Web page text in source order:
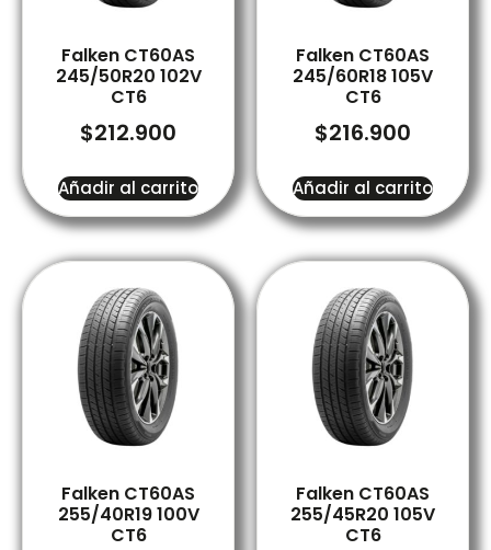
Falken CT60AS
245/50R20 102V
CT6
$212.900
Añadir al carrito
Falken CT60AS
245/60R18 105V
CT6
$216.900
Añadir al carrito
Falken CT60AS
255/40R19 100V
CT6
Falken CT60AS
255/45R20 105V
CT6